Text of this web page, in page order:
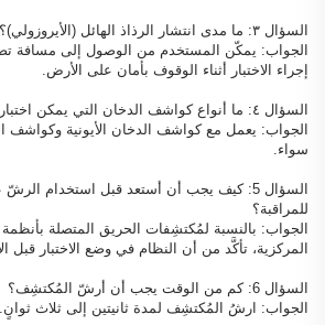
السؤال ٣: ما مدى انتشار الرذاذ الهائل (الأيروزولي)؟
إجراء الاختبار أثناء الوقوف بأمان على الأرض.
السؤال ٤: ما أنواع كواشف الدخان التي يمكن اختبارها باستخدام هذا الرذاذ؟
الجواب: يعمل مع كواشف الدخان الأيونية وكواشف
سواء.
السؤال 5: كيف يجب أن أستعد قبل استخدام
للمراقبة؟
الجواب: بالنسبة لمُكتشِفات الحريق المتصلة
المركزية، تأكَّد من أن النظام في وضع الاختبار قبل
السؤال 6: كم من الوقت يجب أن أرشّ المُكتشِف؟
الجواب: ارشُ المُكتشِف لمدة ثانيتين إلى ثلاث ثوانٍ.